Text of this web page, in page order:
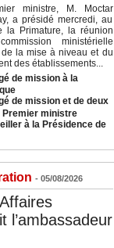
ministre, M. Moctar
a présidé mercredi, au
la Primature, la réunion
ministérielle
la mise à niveau et du
des établissements...
de mission à la
de mission et de deux
Premier ministre
à la Présidence de
- 05/08/2026
l’ambassadeur